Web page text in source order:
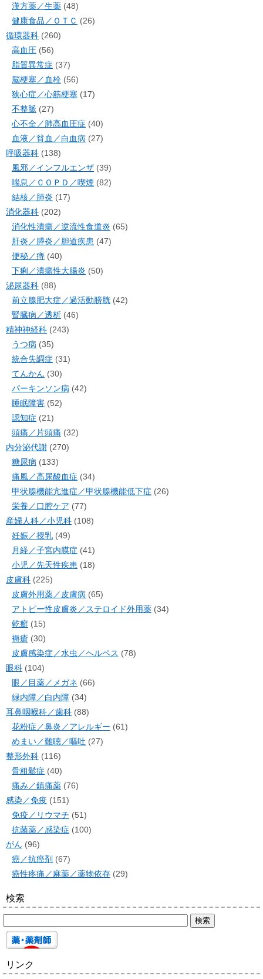
漢方薬／生薬 (48)
健康食品／ＯＴＣ (26)
循環器科 (260)
高血圧 (56)
脂質異常症 (37)
脳梗塞／血栓 (56)
狭心症／心筋梗塞 (17)
不整脈 (27)
心不全／肺高血圧症 (40)
血液／貧血／白血病 (27)
呼吸器科 (138)
風邪／インフルエンザ (39)
喘息／ＣＯＰＤ／喫煙 (82)
結核／肺炎 (17)
消化器科 (202)
消化性潰瘍／逆流性食道炎 (65)
肝炎／膵炎／胆道疾患 (47)
便秘／痔 (40)
下痢／潰瘍性大腸炎 (50)
泌尿器科 (88)
前立腺肥大症／過活動膀胱 (42)
腎臓病／透析 (46)
精神神経科 (243)
うつ病 (35)
統合失調症 (31)
てんかん (30)
パーキンソン病 (42)
睡眠障害 (52)
認知症 (21)
頭痛／片頭痛 (32)
内分泌代謝 (270)
糖尿病 (133)
痛風／高尿酸血症 (34)
甲状腺機能亢進症／甲状腺機能低下症 (26)
栄養／口腔ケア (77)
産婦人科／小児科 (108)
妊娠／授乳 (49)
月経／子宮内膜症 (41)
小児／先天性疾患 (18)
皮膚科 (225)
皮膚外用薬／皮膚病 (65)
アトピー性皮膚炎／ステロイド外用薬 (34)
乾癬 (15)
褥瘡 (30)
皮膚感染症／水虫／ヘルペス (78)
眼科 (104)
眼／目薬／メガネ (66)
緑内障／白内障 (34)
耳鼻咽喉科／歯科 (88)
花粉症／鼻炎／アレルギー (61)
めまい／難聴／嘔吐 (27)
整形外科 (116)
骨粗鬆症 (40)
痛み／鎮痛薬 (76)
感染／免疫 (151)
免疫／リウマチ (51)
抗菌薬／感染症 (100)
がん (96)
癌／抗癌剤 (67)
癌性疼痛／麻薬／薬物依存 (29)
検索
リンク